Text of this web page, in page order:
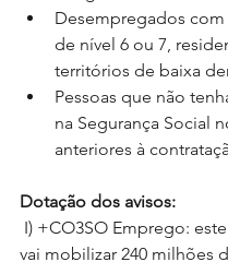
Desempregados
de nível 6 ou 7,
territórios de baixa
Pessoas que não
na Segurança Social
anteriores à
Dotação dos avisos:
vai mobilizar 240 milhões